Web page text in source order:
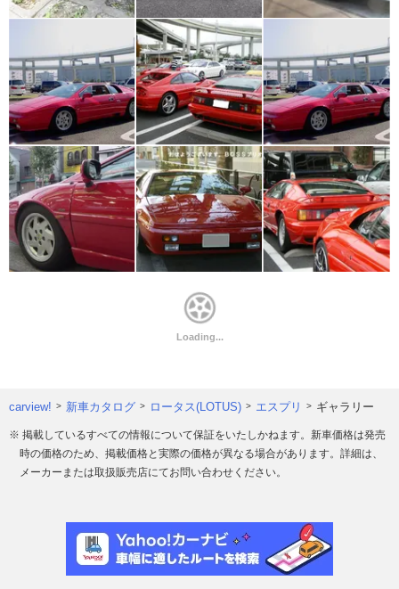
carview! 新車カタログ ロータス(LOTUS) エスプリ ギャラリー
※ 掲載しているすべての情報について保証をいたしかねます。新車価格は発売
時の価格のため、掲載価格と実際の価格が異なる場合があります。詳細は、
メーカーまたは取扱販売店にてお問い合わせください。